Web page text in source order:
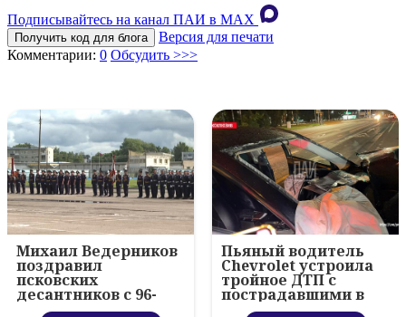
Подписывайтесь на канал ПАИ в MAХ
Получить код для блога
Версия для печати
Комментарии: 0 Обсудить >>>
Михаил Ведерников
поздравил
псковских
десантников с 96-
летием ВДВ и
Пьяный водитель
Chevrolet устроила
тройное ДТП с
пострадавшими в
Пскове